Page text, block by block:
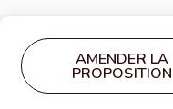
AMENDER LA
PROPOSITION